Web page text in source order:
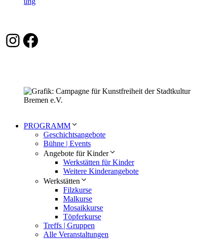
Instagram Facebook
PROGRAMM
Geschichtsangebote
Bühne | Events
Angebote für Kinder
Werkstätten für Kinder
Weitere Kinderangebote
Werkstätten
Filzkurse
Malkurse
Mosaikkurse
Töpferkurse
Treffs | Gruppen
Alle Veranstaltungen